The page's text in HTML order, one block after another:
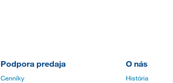
Podpora predaja
Cenníky
O nás
História